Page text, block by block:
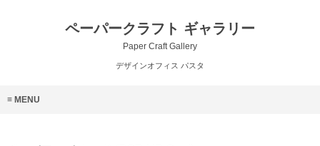
ペーパークラフト ギャラリー
Paper Craft Gallery
デザインオフィス パスタ
MENU